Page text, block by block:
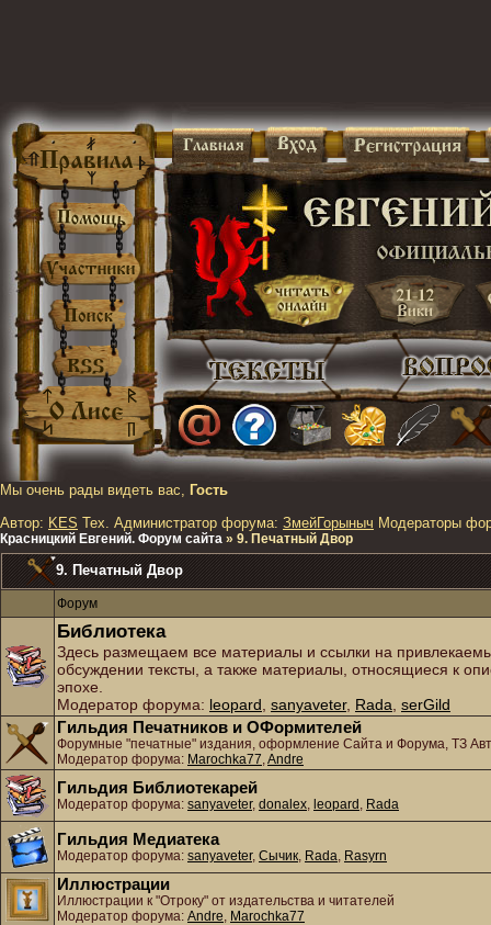
Мы очень рады видеть вас, Гость
Автор: KES Тех. Администратор форума: ЗмейГорыныч Модераторы
Красницкий Евгений. Форум сайта » 9. Печатный Двор
9. Печатный Двор
Форум
Библиотека
Здесь размещаем все материалы и ссылки на
обсуждении тексты, а также материалы, относящиеся к
эпохе.
Модератор форума: leopard sanyaveter, Rada serGild
Гильдия Печатников и ОФормителей
Форумные "печатные" издания, оформление Сайта и Форума, ТЗ
Модератор форума: Marochka77,Andre
Гильдия Библиотекарей
Модератор форума: sanyaveter, donalex, leopard , Rada
Гильдия Медиатека
Модератор форума: sanyaveter, Сычик, Rada, Rasyrn
Иллюстрации
Иллюстрации к "Отроку" от издательства и читателей
Модератор форума: Andre, Marochka77